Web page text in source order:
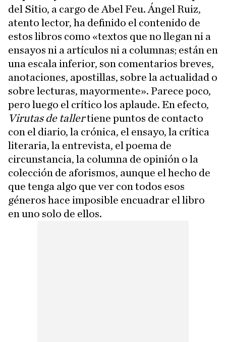
del Sitio, a cargo de Abel Feu. Ángel Ruiz,
atento lector, ha definido el contenido de
estos libros como «textos que no llegan ni a
ensayos ni a artículos ni a columnas; están en
una escala inferior, son comentarios breves,
anotaciones, apostillas, sobre la actualidad o
sobre lecturas, mayormente». Parece poco,
pero luego el crítico los aplaude. En efecto,
Virutas de tallertiene puntos de contacto
con el diario, la crónica, el ensayo, la crítica
literaria, la entrevista, el poema de
circunstancia, la columna de opinión o la
colección de aforismos, aunque el hecho de
que tenga algo que ver con todos esos
géneros hace imposible encuadrar el libro
en uno solo de ellos.